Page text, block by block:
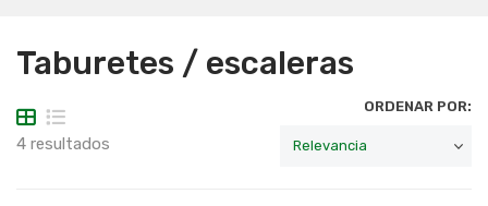
Taburetes / escaleras
4 resultados
ORDENAR POR: